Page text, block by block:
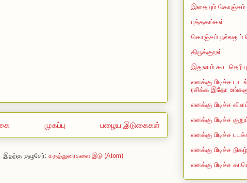
பழைய இடுகைகள்
முகப்பு
இதற்கு குழுசேர்: கருத்துரைகளை இடு (Atom)
இதையும் கொஞ்சம்
புத்தகங்கள்
கொஞ்சம் நல்லதும்
திருக்குறள்
இதுலாம் கூட
எனக்கு பிடிச்ச
ரசிக்க இதோ
எனக்கு பிடிச்ச
எனக்கு பிடிச்ச
எனக்கு பிடிச்ச
எனக்கு பிடிச்ச
எனக்கு பிடிச்ச